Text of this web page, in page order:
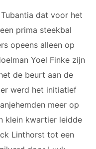
dat voor het
prima steekbal
opeens alleen op
Yoel Finke zijn
de beurt aan de
werd het initiatief
meer op
klein kwartier leidde
Linthorst tot een